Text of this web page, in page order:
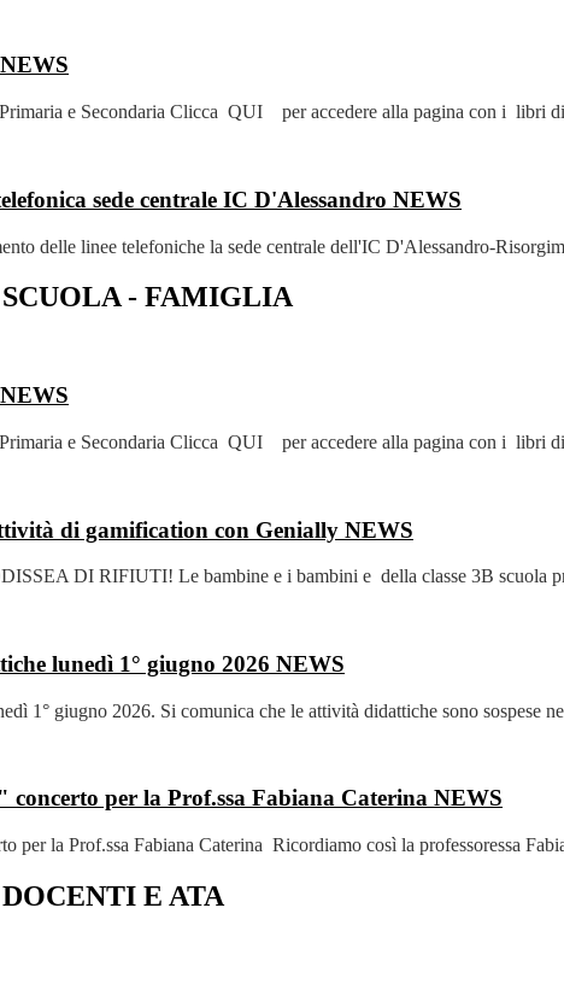
NEWS
e Secondaria Clicca QUI per accedere alla pagina con i libri
sede centrale IC D'Alessandro NEWS
delle linee telefoniche la sede centrale dell'IC D'Alessandro-
- FAMIGLIA
NEWS
e Secondaria Clicca QUI per accedere alla pagina con i libri
di gamification con Genially NEWS
DI RIFIUTI! Le bambine e i bambini e della classe 3B scuola
lunedì 1° giugno 2026 NEWS
1° giugno 2026. Si comunica che le attività didattiche sono sospese
concerto per la Prof.ssa Fabiana Caterina NEWS
per la Prof.ssa Fabiana Caterina Ricordiamo così la professoressa
E ATA